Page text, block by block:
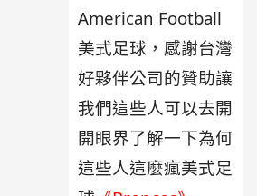
American Football
美式足球，感謝台灣
好夥伴公司的贊助讓
我們這些人可以去開
開眼界了解一下為何
這些人這麼瘋美式足